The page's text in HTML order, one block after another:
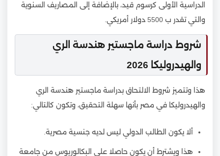
الدراسية الأولى كرسوم قيد، بالإضافة إلى المصاريف السنوية
والتي تقدر ب 5500 دولار أمريكي.
شروط دراسة ماجستير هندسة الري
والهيدروليكا 2026
هذا وتتميز شروط الالتحاق بدراسة ماجستير هندسة الري
والهيدروليكا في مصر بأنها سهلة التحقيق، وتكون كالتالي:
ألا يكون الطالب الدولي ليس لديه جنسية مصرية.
هذا ويشترط أن يكون حاصلا على البكالوريوس من جامعة